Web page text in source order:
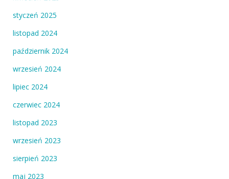
styczeń 2025
listopad 2024
październik 2024
wrzesień 2024
lipiec 2024
czerwiec 2024
listopad 2023
wrzesień 2023
sierpień 2023
maj 2023